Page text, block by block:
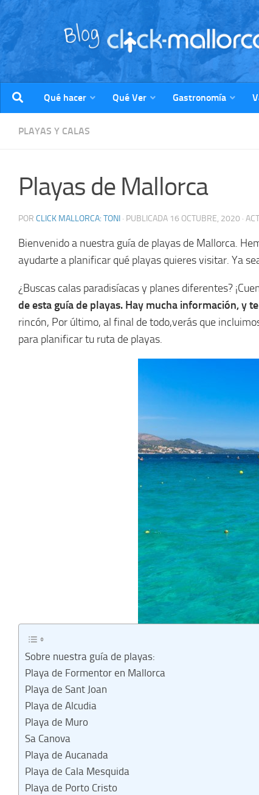
Saltar al contenido
Qué hacer Qué Ver Gastronomía
PLAYAS Y CALAS
Playas de Mallorca
POR CLICK MALLORCA: TONI · PUBLICADA 16 OCTUBRE, 2020 ·
Bienvenido a nuestra guía de playas de Mallorca.
ayudarte a planificar qué playas quieres visitar. Ya
¿Buscas calas paradisíacas y planes diferentes?
de esta guía de playas. Hay mucha información, y
rincón, Por último, al final de todo,verás que
para planificar tu ruta de playas.
Sobre nuestra guía de playas:
Playa de Formentor en Mallorca
Playa de Sant Joan
Playa de Alcudia
Playa de Muro
Sa Canova
Playa de Aucanada
Playa de Cala Mesquida
Playa de Porto Cristo